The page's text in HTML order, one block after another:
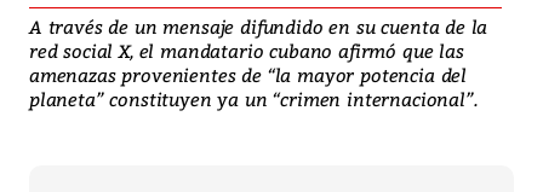
A través de un mensaje difundido en su cuenta de la
red social X, el mandatario cubano afirmó que las
amenazas provenientes de “la mayor potencia del
planeta” constituyen ya un “crimen internacional”.